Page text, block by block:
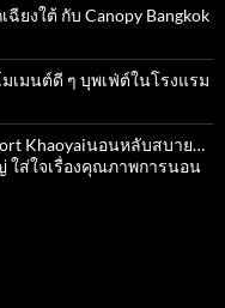
ยงใต้ กับ Canopy Bangkok
เมนต์ดี ๆ บุพเฟ่ต์ในโรงแรม
Khaoyaiนอนหลับสบาย…
ใส่ใจเรื่องคุณภาพการนอน